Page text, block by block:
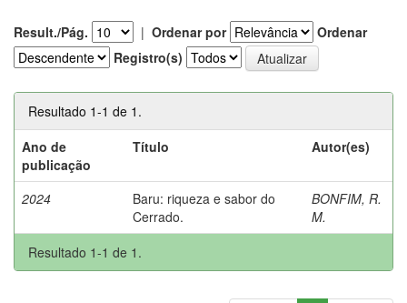
Result./Pág. | Ordenar por
Ordenar
Registro(s)
Resultado 1-1 de 1.
Ano de
publicação
Título Autor(es)
2024
Baru: riqueza e sabor do
Cerrado.
BONFIM, R.
M.
Resultado 1-1 de 1.